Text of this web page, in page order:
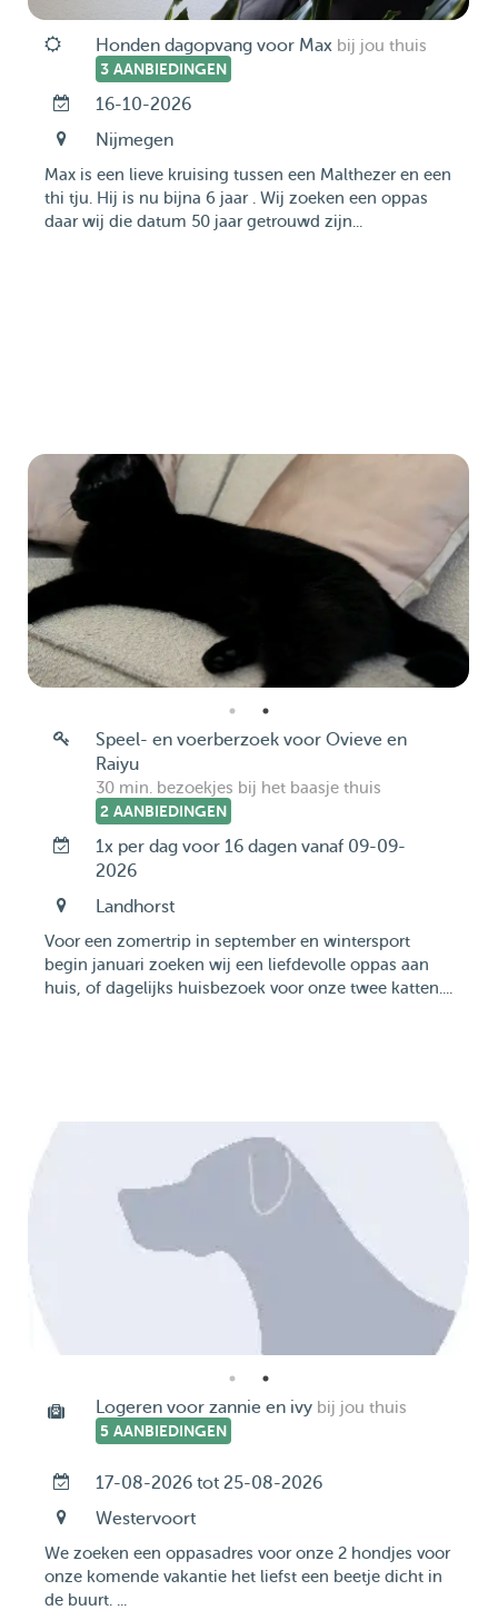
Honden dagopvang voor Max bij jou thuis
3 AANBIEDINGEN
16-10-2026
Nijmegen
Max is een lieve kruising tussen een Malthezer en een
thi tju. Hij is nu bijna 6 jaar . Wij zoeken een oppas
daar wij die datum 50 jaar getrouwd zijn...
Speel- en voerberzoek voor Ovieve en
Raiyu
30 min. bezoekjes bij het baasje thuis
2 AANBIEDINGEN
1x per dag voor 16 dagen vanaf 09-09-
2026
Landhorst
Voor een zomertrip in september en wintersport
begin januari zoeken wij een liefdevolle oppas aan
huis, of dagelijks huisbezoek voor onze twee katten....
Logeren voor zannie en ivy bij jou thuis
5 AANBIEDINGEN
17-08-2026 tot 25-08-2026
Westervoort
We zoeken een oppasadres voor onze 2 hondjes voor
onze komende vakantie het liefst een beetje dicht in
de buurt. ...